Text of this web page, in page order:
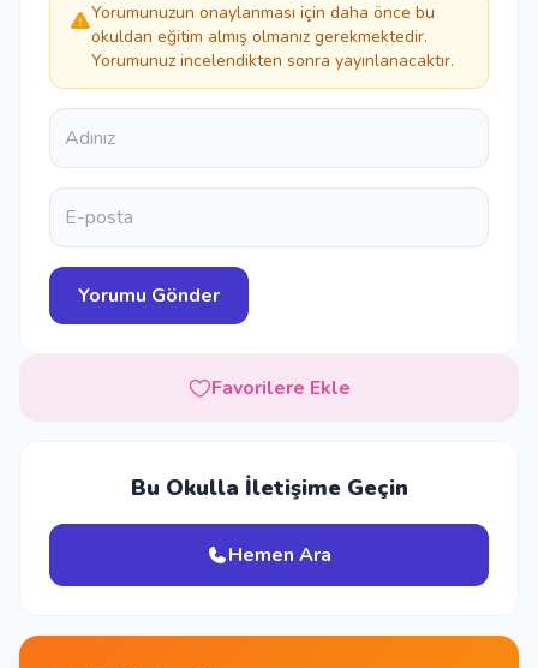
Yorumunuzun onaylanması için daha önce bu
okuldan eğitim almış olmanız gerekmektedir.
Yorumunuz incelendikten sonra yayınlanacaktır.
Favorilere Ekle
Bu Okulla İletişime Geçin
Hemen Ara